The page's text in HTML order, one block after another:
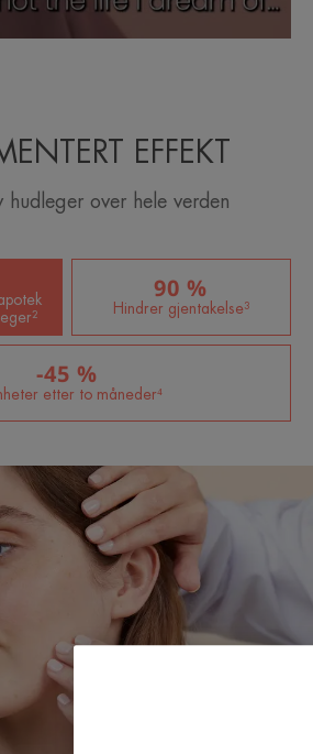
EFFEKT
hudleger over hele verden
90 %
Hindrer gjentakelse³
-45 %
etter to måneder⁴